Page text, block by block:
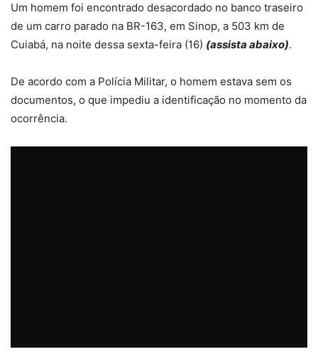
Um homem foi encontrado desacordado no banco traseiro
de um carro parado na BR-163, em Sinop, a 503 km de
Cuiabá, na noite dessa sexta-feira (16) (assista abaixo).
De acordo com a Polícia Militar, o homem estava sem os
documentos, o que impediu a identificação no momento da
ocorrência.